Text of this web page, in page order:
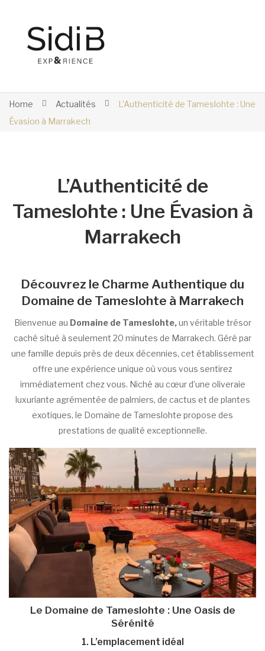
Home Actualités
L’Authenticité de Tameslohte : Une
Évasion à Marrakech
L’Authenticité de
Tameslohte : Une Évasion à
Marrakech
Découvrez le Charme Authentique du
Domaine de Tameslohte à Marrakech
Bienvenue au Domaine de Tameslohte,un véritable trésor
caché situé à seulement 20 minutes de Marrakech. Géré par
une famille depuis près de deux décennies, cet établissement
offre une expérience unique où vous vous sentirez
immédiatement chez vous. Niché au cœur d’une oliveraie
luxuriante agrémentée de palmiers, de cactus et de plantes
exotiques, le Domaine de Tameslohte propose des
prestations de qualité exceptionnelle.
Le Domaine de Tameslohte : Une Oasis de
Sérénité
1. L’emplacement idéal